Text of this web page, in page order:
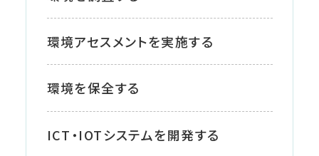
環境アセスメントを実施する
環境を保全する
ICT・IOTシステムを開発する